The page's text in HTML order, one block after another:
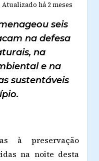
Atualizado há 2 meses
seis
na defesa
na
e na
sustentáveis
à preservação
na noite desta